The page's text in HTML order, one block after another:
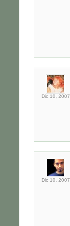
Dic 10, 2007
Dic 10, 2007